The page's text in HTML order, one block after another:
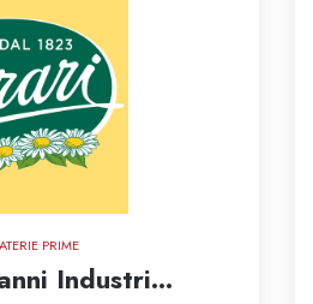
PRIME
Industri...